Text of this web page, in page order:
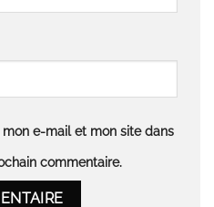
e-mail et mon site dans
commentaire.